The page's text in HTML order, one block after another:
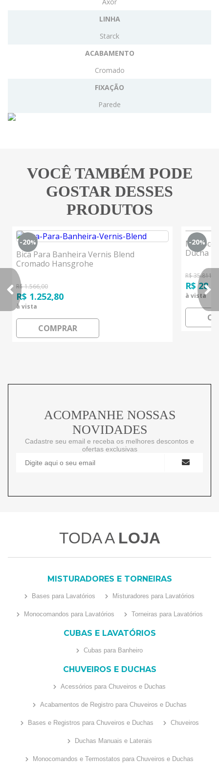
LINHA
Starck
ACABAMENTO
Cromado
FIXAÇÃO
Parede
VOCÊ TAMBÉM PODE
GOSTAR DESSES
PRODUTOS
-20%
Bica Para Banheira Vernis Blend
Cromado Hansgrohe
R$ 1.566,00
R$ 1.252,80
à vista
COMPRAR
-20%
Ducha
R$
R$
à vista
ACOMPANHE NOSSAS
NOVIDADES
Cadastre seu email e receba os melhores descontos e
ofertas exclusivas
TODA A LOJA
MISTURADORES E TORNEIRAS
Bases para Lavatórios Misturadores para Lavatórios
Monocomandos para Lavatórios Torneiras para Lavatórios
CUBAS E LAVATÓRIOS
Cubas para Banheiro
CHUVEIROS E DUCHAS
Acessórios para Chuveiros e Duchas
Acabamentos de Registro para Chuveiros e Duchas
Bases e Registros para Chuveiros e Duchas Chuveiros
Duchas Manuais e Laterais
Monocomandos e Termostatos para Chuveiros e Duchas